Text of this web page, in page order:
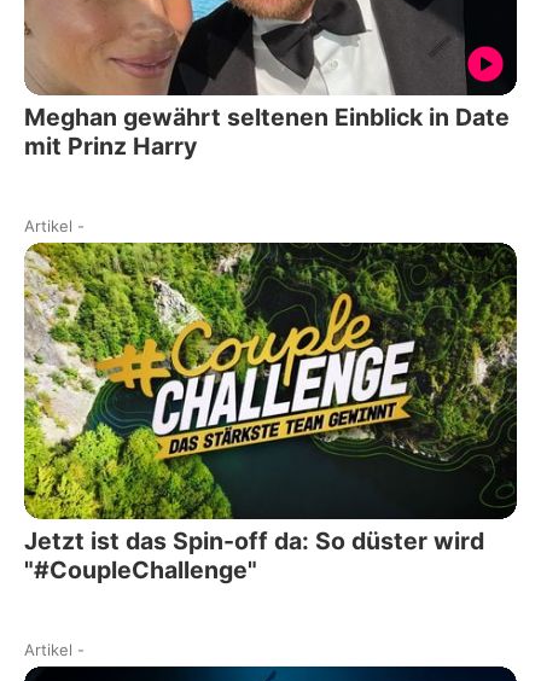
Meghan gewährt seltenen Einblick in Date
mit Prinz Harry
Artikel -
Jetzt ist das Spin-off da: So düster wird
"#CoupleChallenge"
Artikel -